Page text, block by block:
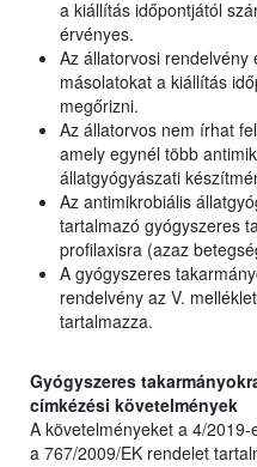
a kiállítás időpontjától
érvényes.
Az állatorvosi
másolatokat a kiállítás
megőrizni.
Az állatorvos nem írhat
amely egynél több
állatgyógyászati
Az antimikrobiális
tartalmazó gyógyszeres
profilaxisra (azaz
A gyógyszeres
rendelvény az V.
tartalmazza.
Gyógyszeres
címkézési követelmények
A követelményeket a 4/
a 767/2009/EK rendelet